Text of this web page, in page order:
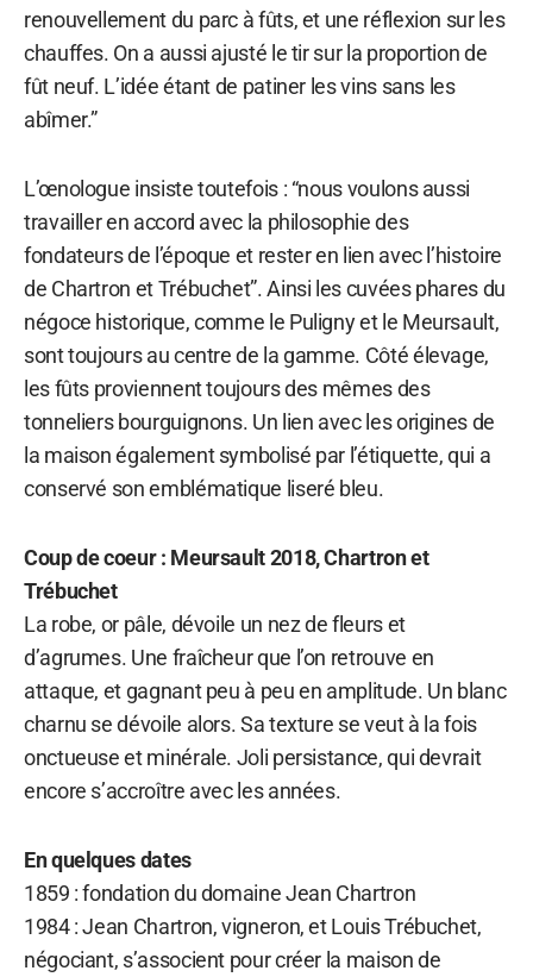
renouvellement du parc à fûts, et une réflexion sur les
chauffes. On a aussi ajusté le tir sur la proportion de
fût neuf. L’idée étant de patiner les vins sans les
abîmer.”
L’œnologue insiste toutefois : “nous voulons aussi
travailler en accord avec la philosophie des
fondateurs de l’époque et rester en lien avec l’histoire
de Chartron et Trébuchet”. Ainsi les cuvées phares du
négoce historique, comme le Puligny et le Meursault,
sont toujours au centre de la gamme. Côté élevage,
les fûts proviennent toujours des mêmes des
tonneliers bourguignons. Un lien avec les origines de
la maison également symbolisé par l’étiquette, qui a
conservé son emblématique liseré bleu.
Coup de coeur : Meursault 2018, Chartron et
Trébuchet
La robe, or pâle, dévoile un nez de fleurs et
d’agrumes. Une fraîcheur que l’on retrouve en
attaque, et gagnant peu à peu en amplitude. Un blanc
charnu se dévoile alors. Sa texture se veut à la fois
onctueuse et minérale. Joli persistance, qui devrait
encore s’accroître avec les années.
En quelques dates
1859 : fondation du domaine Jean Chartron
1984 : Jean Chartron, vigneron, et Louis Trébuchet,
négociant, s’associent pour créer la maison de